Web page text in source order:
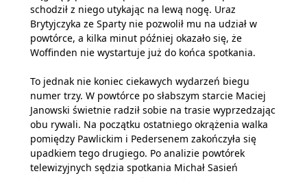
schodził z niego utykając na lewą nogę. Uraz
Brytyjczyka ze Sparty nie pozwolił mu na udział w
powtórce, a kilka minut później okazało się, że
Woffinden nie wystartuje już do końca spotkania.
To jednak nie koniec ciekawych wydarzeń biegu
numer trzy. W powtórce po słabszym starcie Maciej
Janowski świetnie radził sobie na trasie wyprzedzając
obu rywali. Na początku ostatniego okrążenia walka
pomiędzy Pawlickim i Pedersenem zakończyła się
upadkiem tego drugiego. Po analizie powtórek
telewizyjnych sędzia spotkania Michał Sasień